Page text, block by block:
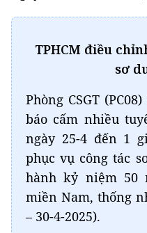
TPHCM điều
sơ
Phòng CSGT
báo cấm nhiều
ngày 25-4 đến 1
phục vụ công tác
hành kỷ niệm 50
miền Nam, thống
– 30-4-2025).